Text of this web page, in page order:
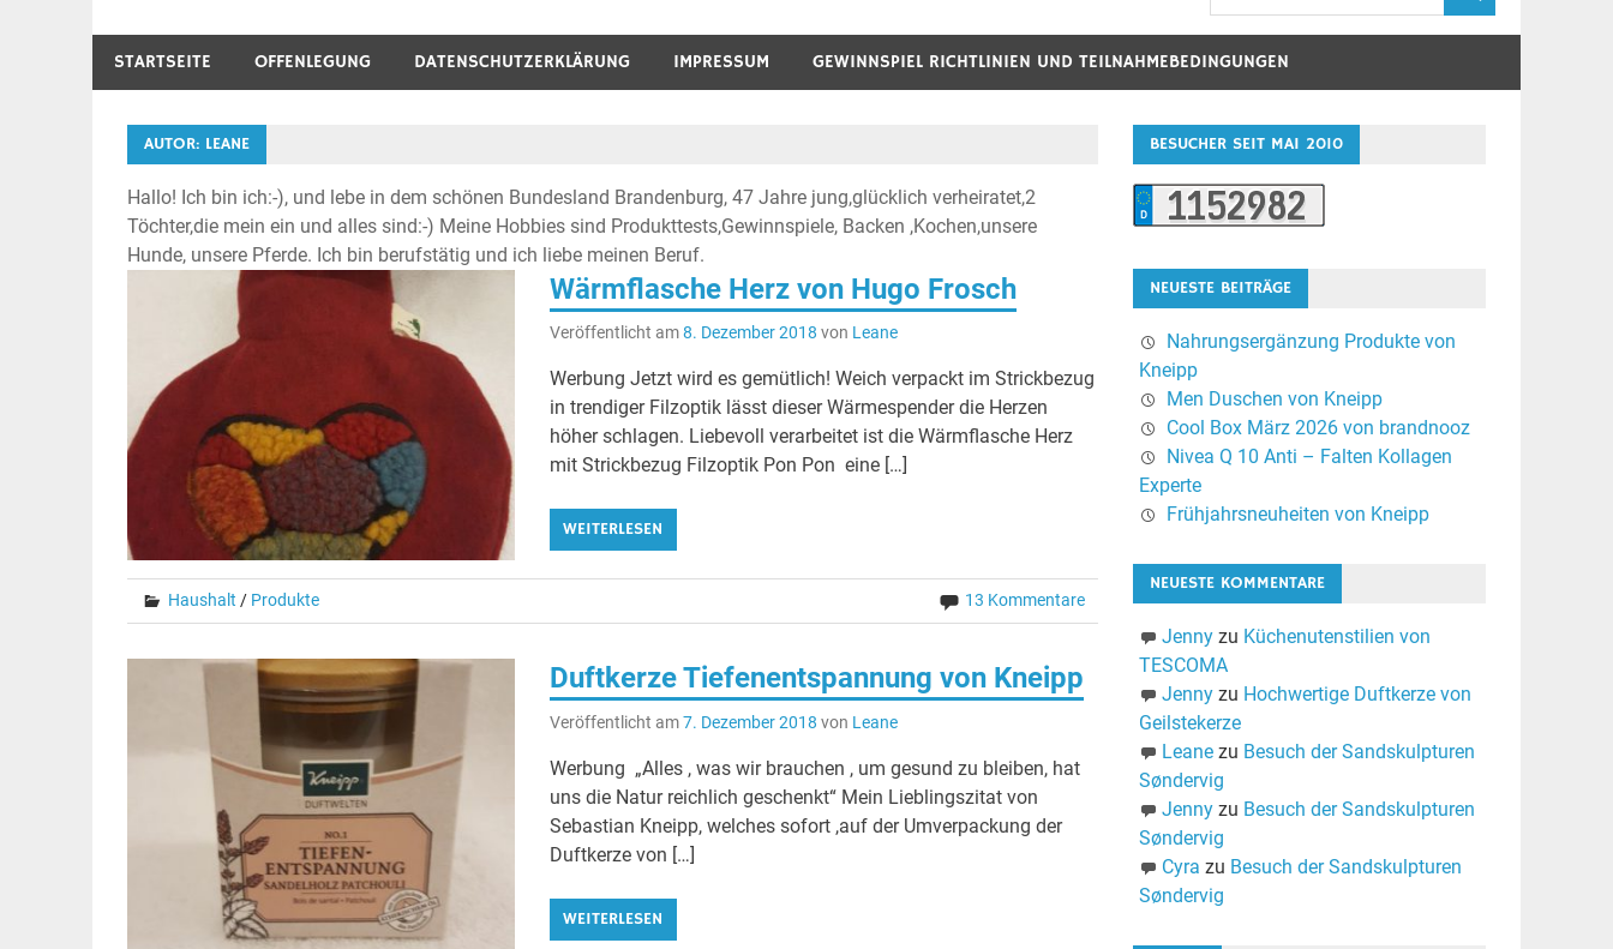
STARTSEITE OFFENLEGUNG DATENSCHUTZERKLÄRUNG IMPRESSUM GEWINNSPIEL RICHTLINIEN UND TEILNAHMEBEDINGUNGEN
AUTOR: LEANE
Hallo! Ich bin ich:-), und lebe in dem schönen Bundesland Brandenburg, 47 Jahre jung,glücklich verheiratet,2
Töchter,die mein ein und alles sind:-) Meine Hobbies sind Produkttests,Gewinnspiele, Backen ,Kochen,unsere
Hunde, unsere Pferde. Ich bin berufstätig und ich liebe meinen Beruf.
Wärmflasche Herz von Hugo Frosch
Veröffentlicht am8. Dezember 2018 von Leane
Werbung Jetzt wird es gemütlich! Weich verpackt im Strickbezug
in trendiger Filzoptik lässt dieser Wärmespender die Herzen
höher schlagen. Liebevoll verarbeitet ist die Wärmflasche Herz
mit Strickbezug Filzoptik Pon Pon eine […]
WEITERLESEN
Haushalt / Produkte 13 Kommentare
Duftkerze Tiefenentspannung von Kneipp
Veröffentlicht am7. Dezember 2018 von Leane
Werbung „Alles , was wir brauchen , um gesund zu bleiben, hat
uns die Natur reichlich geschenkt“ Mein Lieblingszitat von
Sebastian Kneipp, welches sofort ,auf der Umverpackung der
Duftkerze von […]
WEITERLESEN
BESUCHER SEIT MAI 2010
NEUESTE BEITRÄGE
Nahrungsergänzung Produkte von
Kneipp
Men Duschen von Kneipp
Cool Box März 2026 von brandnooz
Nivea Q 10 Anti – Falten Kollagen
Experte
Frühjahrsneuheiten von Kneipp
NEUESTE KOMMENTARE
Jennyzu Küchenutenstilien von
TESCOMA
Jennyzu Hochwertige Duftkerze von
Geilstekerze
Leanezu Besuch der Sandskulpturen
Søndervig
Jennyzu Besuch der Sandskulpturen
Søndervig
Cyra zu Besuch der Sandskulpturen
Søndervig